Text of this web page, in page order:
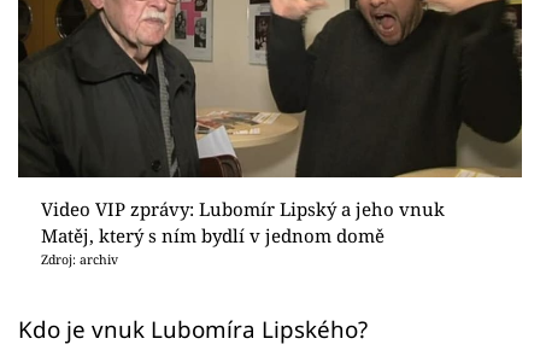
Virály
Sex a vztahy
Videa
Sledujte prima+
Video VIP zprávy: Lubomír Lipský a jeho vnuk
Matěj, který s ním bydlí v jednom domě
Zdroj: archiv
Kdo je vnuk Lubomíra Lipského?